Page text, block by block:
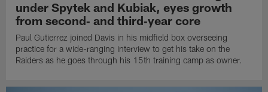
under Spytek and Kubiak, eyes growth
from second‑ and third‑year core
Paul Gutierrez joined Davis in his midfield box overseeing
practice for a wide-ranging interview to get his take on the
Raiders as he goes through his 15th training camp as owner.